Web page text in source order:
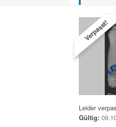
Verpasst!
Leider
Gültig: